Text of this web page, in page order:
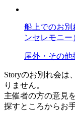
船上でのお別
ンセレモニー
屋外・その他
Storyのお別れ会は
りません。
主催者の方の意見
探すところからお